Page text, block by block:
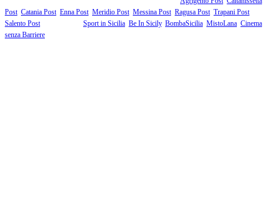
Post, Catania Post, Enna Post, Meridio Post, Messina Post, Ragusa Post, Trapani Post,
Salento Post. I siti tematici: Sport in Sicilia Be In Sicily, BombaSicilia MistoLana Cinema
senza Barriere